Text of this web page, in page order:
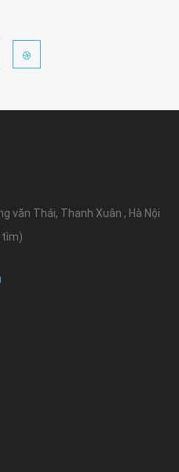
văn Thái, Thanh Xuân , Hà Nội
tìm)